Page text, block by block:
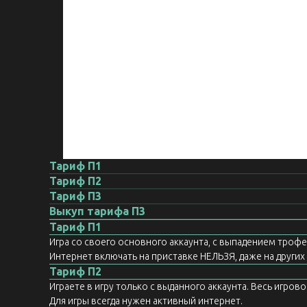
Тариф П1
Тариф П2
Тариф П3
Выкуп тарифа П3
Тариф П1
Игра со своего основного аккаунта, с выпадением
Интернет включать на приставке НЕЛЬЗЯ, даже на
Тариф П2
Играете в игру только с выданного аккаунта. Весь
Для игры всегда нужен активный интернет.